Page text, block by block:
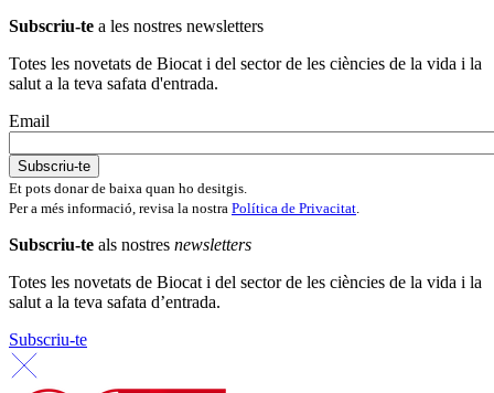
Subscriu-te a les nostres newsletters
Totes les novetats de Biocat i del sector de les ciències de la vida i la
salut a la teva safata d'entrada.
Email
Et pots donar de baixa quan ho desitgis.
Per a més informació, revisa la nostra Política de Privacitat.
Subscriu-te als nostres newsletters
Totes les novetats de Biocat i del sector de les ciències de la vida i la
salut a la teva safata d’entrada.
Subscriu-te